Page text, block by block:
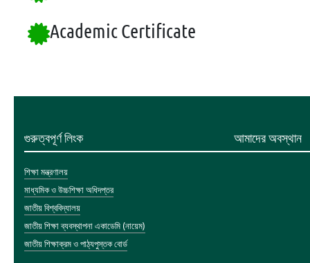
Academic Certificate
গুরুত্বপূর্ণ লিংক
শিক্ষা মন্ত্রণালয়
মাধ্যমিক ও উচ্চশিক্ষা অধিদপ্তর
জাতীয় বিশ্ববিদ্যালয়
জাতীয় শিক্ষা ব্যবস্থাপনা একাডেমি (নায়েম)
জাতীয় শিক্ষাক্রম ও পাঠ্যপুস্তক বোর্ড
আমাদের অবস্থান